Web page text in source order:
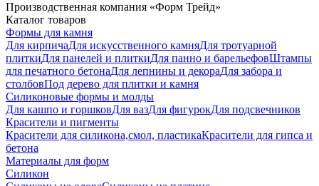
Производственная компания «Форм Трейд»
Каталог товаров
Формы для камня
Для кирпичаДля искусственного камняДля тротуарной
плиткиДля панелей и плиткиДля панно и барельефовШтампы
для печатного бетонаДля лепнины и декораДля забора и
столбовПод дерево для плитки и камня
Силиконовые формы и молды
Для кашпо и горшковДля вазДля фигурокДля подсвечников
Красители и пигменты
Красители для силикона,смол, пластикаКрасители для гипса и
бетона
Материалы для форм
Силикон